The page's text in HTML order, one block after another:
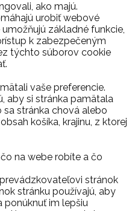
ako majú.
urobiť webové
základné funkcie,
k zabezpečeným
týchto súborov cookie
vaše preferencie.
aby si stránka pamätala
sa stránka chová alebo
košíka, krajinu, z ktorej
na webe robíte a čo
stránok
stránku používajú, aby
im lepšiu